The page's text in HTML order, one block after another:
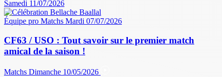
Samedi 11/07/2026
Équipe pro Matchs Mardi 07/07/2026
CF63 / USO : Tout savoir sur le premier match
amical de la saison !
Matchs Dimanche 10/05/2026